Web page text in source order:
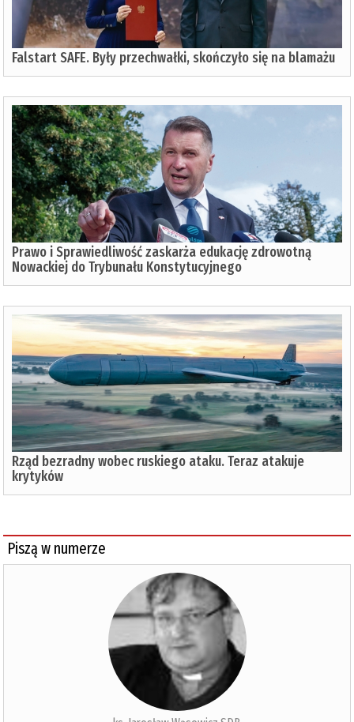
Falstart SAFE. Były przechwałki, skończyło się na blamażu
Prawo i Sprawiedliwość zaskarża edukację zdrowotną
Nowackiej do Trybunału Konstytucyjnego
Rząd bezradny wobec ruskiego ataku. Teraz atakuje
krytyków
Piszą w numerze